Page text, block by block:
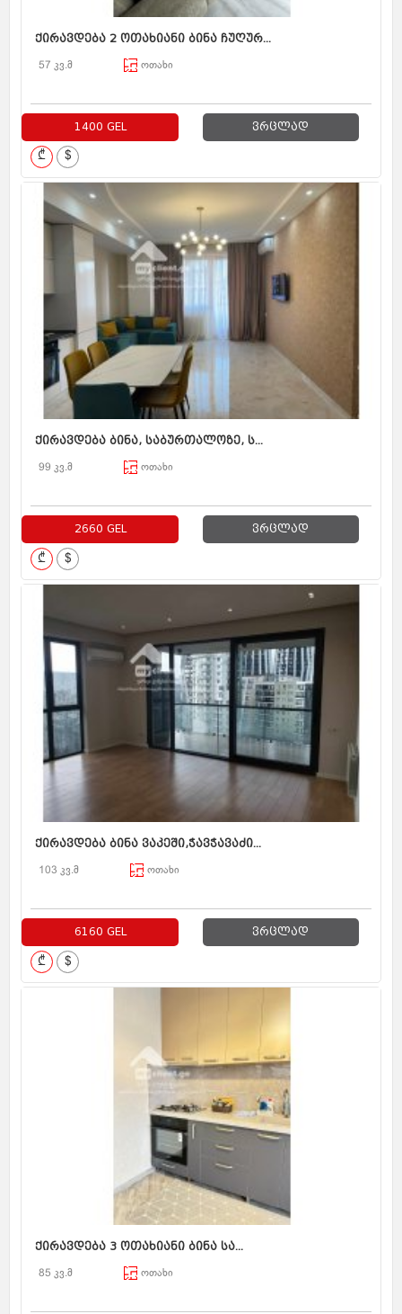
ქირავდება 2 ოთახიანი ბინა ჩუღურ...
57 კვ.მ ოთახი
1400 GEL ვრცლად
₾ $
ქირავდება ბინა, საბურთალოზე, ს...
99 კვ.მ ოთახი
2660 GEL ვრცლად
₾ $
ქირავდება ბინა ვაკეში,ჭავჭავაძი...
103 კვ.მ ოთახი
6160 GEL ვრცლად
₾ $
ქირავდება 3 ოთახიანი ბინა სა...
85 კვ.მ ოთახი